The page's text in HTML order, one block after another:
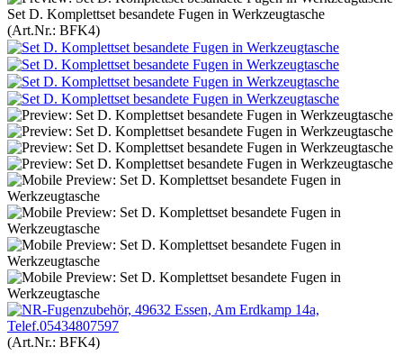
Set D. Komplettset besandete Fugen in Werkzeugtasche
(Art.Nr.: BFK4)
(Art.Nr.: BFK4)